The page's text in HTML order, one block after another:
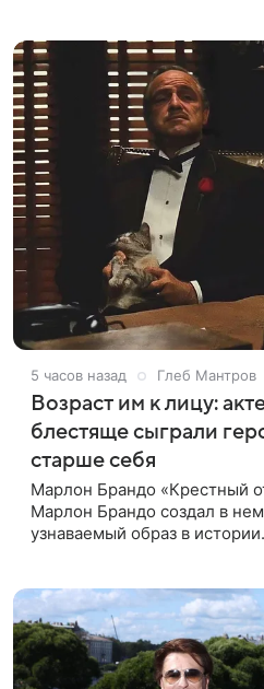
5 часов назад Глеб Мантров
Возраст им к лицу:
блестяще сыграли
старше себя
Марлон Брандо «Крестный
Марлон Брандо создал в
узнаваемый образ в